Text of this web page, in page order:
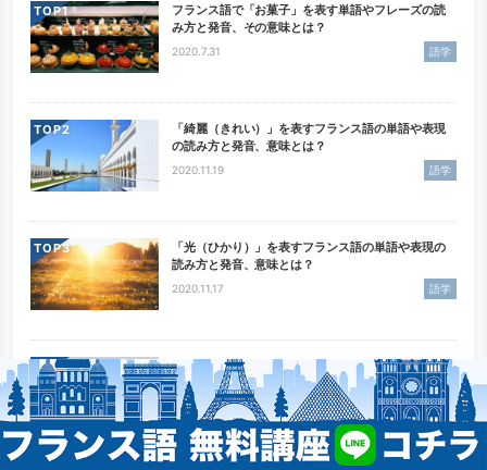
TOP
フランス語で「お菓子」を表す単語やフレーズの読
み方と発音、その意味とは？
2020.7.31 語学
TOP
「綺麗（きれい）」を表すフランス語の単語や表現
の読み方と発音、意味とは？
2020.11.19 語学
TOP
「光（ひかり）」を表すフランス語の単語や表現の
読み方と発音、意味とは？
2020.11.17 語学
TOP
「笑顔（えがお）」を表すフランス語の単語や表現
の読み方と発音、意味とは？
2020.11.7 語学